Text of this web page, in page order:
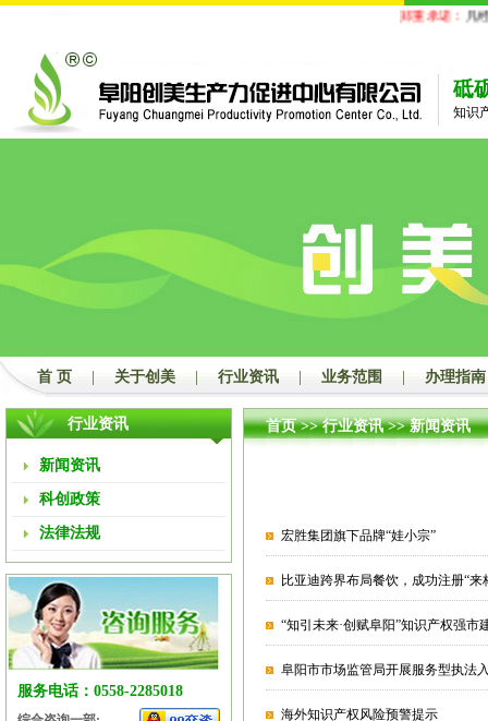
郑重承诺： 凡经
砥
知识
首 页 关于创美 行业资讯 业务范围 办理指南
行业资讯
新闻资讯
科创政策
法律法规
服务电话：0558-2285018
首页>>行业资讯>>新闻资讯
宏胜集团旗下品牌“娃小宗”
比亚迪跨界布局餐饮，成功注册“来
“知引未来·创赋阜阳”知识产权强市
阜阳市市场监管局开展服务型执法
海外知识产权风险预警提示